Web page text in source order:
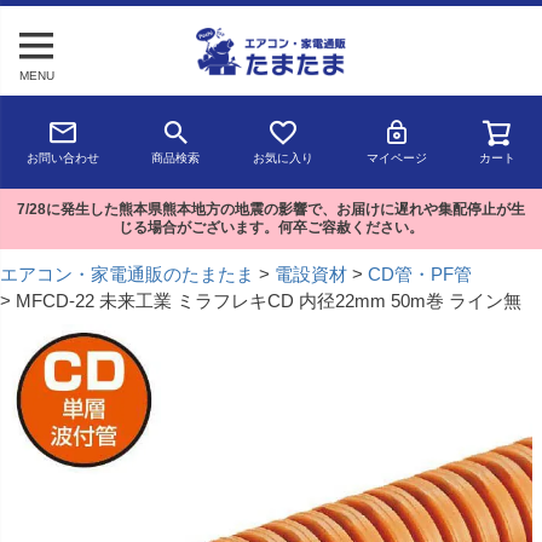
MENU
お問い合わせ 商品検索 お気に入り マイページ カート
7/28に発生した熊本県熊本地方の地震の影響で、お届けに遅れや集配停止が生
じる場合がございます。何卒ご容赦ください。
エアコン・家電通販のたまたま 電設資材
CD管・PF管
MFCD-22 未来工業 ミラフレキCD 内径22mm 50m巻 ライン無